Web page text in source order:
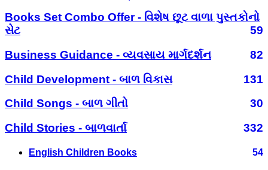
Books Set Combo Offer - વિશેષ છૂટ વાળા પુસ્તકોનો
સેટ
59
Business Guidance - વ્યવસાય માર્ગદર્શન
82
Child Development - બાળ વિકાસ
131
Child Songs - બાળ ગીતો
30
Child Stories - બાળવાર્તા
332
English Children Books 54